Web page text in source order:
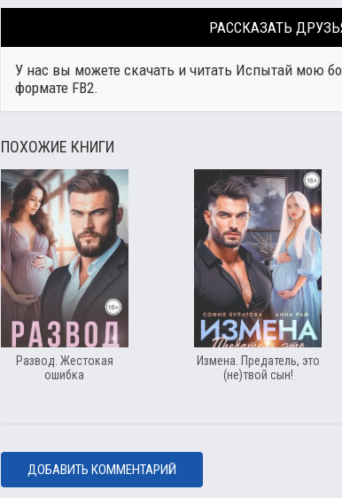
РАССКАЗАТЬ
У нас вы можете скачать и читать Испытай мою
формате FB2.
ПОХОЖИЕ КНИГИ
Развод. Жестокая
ошибка
Измена. Предатель, это
(не)твой сын!
ДОБАВИТЬ КОММЕНТАРИЙ